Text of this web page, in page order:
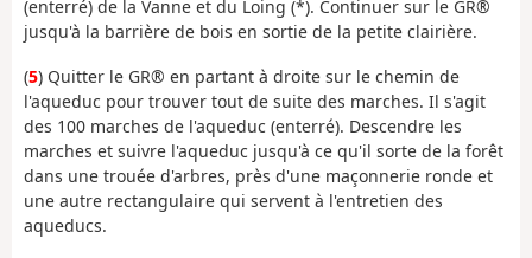
(enterré) de la Vanne et du Loing (*). Continuer sur le GR®
jusqu'à la barrière de bois en sortie de la petite clairière.
(5) Quitter le GR® en partant à droite sur le chemin de
l'aqueduc pour trouver tout de suite des marches. Il s'agit
des 100 marches de l'aqueduc (enterré). Descendre les
marches et suivre l'aqueduc jusqu'à ce qu'il sorte de la forêt
dans une trouée d'arbres, près d'une maçonnerie ronde et
une autre rectangulaire qui servent à l'entretien des
aqueducs.